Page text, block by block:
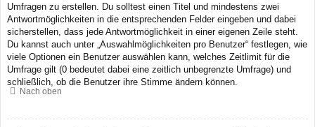
Umfragen zu erstellen. Du solltest einen Titel und mindestens zwei
Antwortmöglichkeiten in die entsprechenden Felder eingeben und dabei
sicherstellen, dass jede Antwortmöglichkeit in einer eigenen Zeile steht.
Du kannst auch unter „Auswahlmöglichkeiten pro Benutzer“ festlegen, wie
viele Optionen ein Benutzer auswählen kann, welches Zeitlimit für die
Umfrage gilt (0 bedeutet dabei eine zeitlich unbegrenzte Umfrage) und
schließlich, ob die Benutzer ihre Stimme ändern können.
Nach oben